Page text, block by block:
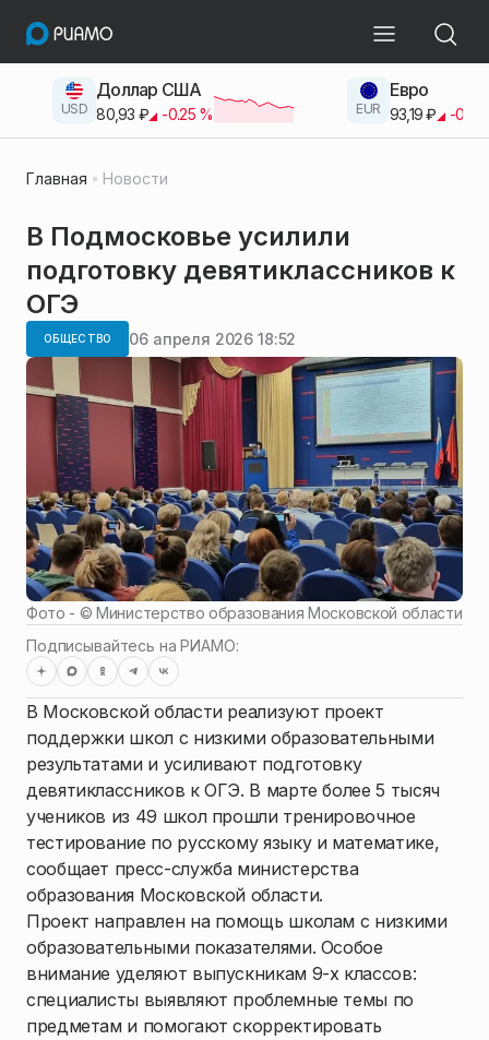
USD
Доллар США
80,93 ₽ -0.25% EUR
Евро
93,19 ₽ -0.42
Главная Новости
В Подмосковье усилили
подготовку девятиклассников к
ОГЭ
ОБЩЕСТВО 06 апреля 2026 18:52
Фото - ©Министерство образования Московской области
Подписывайтесь на РИАМО:
В Московской области реализуют проект
поддержки школ с низкими образовательными
результатами и усиливают подготовку
девятиклассников к ОГЭ. В марте более 5 тысяч
учеников из 49 школ прошли тренировочное
тестирование по русскому языку и математике,
сообщает пресс-служба министерства
образования Московской области.
Проект направлен на помощь школам с низкими
образовательными показателями. Особое
внимание уделяют выпускникам 9-х классов:
специалисты выявляют проблемные темы по
предметам и помогают скорректировать